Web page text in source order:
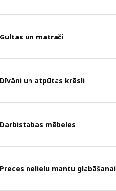
Gultas un matrači
Dīvāni un atpūtas krēsli
Darbistabas mēbeles
Preces nelielu mantu glabāšanai